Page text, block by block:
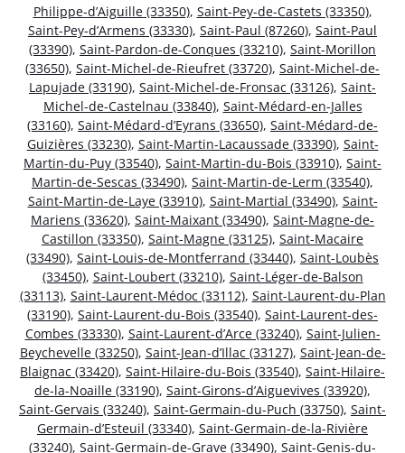
Philippe-d’Aiguille (33350), Saint-Pey-de-Castets (33350),
Saint-Pey-d’Armens (33330), Saint-Paul (87260), Saint-Paul
(33390), Saint-Pardon-de-Conques (33210), Saint-Morillon
(33650), Saint-Michel-de-Rieufret (33720), Saint-Michel-de-
Lapujade (33190), Saint-Michel-de-Fronsac (33126), Saint-
Michel-de-Castelnau (33840), Saint-Médard-en-Jalles
(33160), Saint-Médard-d’Eyrans (33650), Saint-Médard-de-
Guizières (33230), Saint-Martin-Lacaussade (33390), Saint-
Martin-du-Puy (33540), Saint-Martin-du-Bois (33910), Saint-
Martin-de-Sescas (33490), Saint-Martin-de-Lerm (33540),
Saint-Martin-de-Laye (33910), Saint-Martial (33490), Saint-
Mariens (33620), Saint-Maixant (33490), Saint-Magne-de-
Castillon (33350), Saint-Magne (33125), Saint-Macaire
(33490), Saint-Louis-de-Montferrand (33440), Saint-Loubès
(33450), Saint-Loubert (33210), Saint-Léger-de-Balson
(33113), Saint-Laurent-Médoc (33112), Saint-Laurent-du-Plan
(33190), Saint-Laurent-du-Bois (33540), Saint-Laurent-des-
Combes (33330), Saint-Laurent-d’Arce (33240), Saint-Julien-
Beychevelle (33250), Saint-Jean-d’Illac (33127), Saint-Jean-de-
Blaignac (33420), Saint-Hilaire-du-Bois (33540), Saint-Hilaire-
de-la-Noaille (33190), Saint-Girons-d’Aiguevives (33920),
Saint-Gervais (33240), Saint-Germain-du-Puch (33750), Saint-
Germain-d’Esteuil (33340), Saint-Germain-de-la-Rivière
(33240), Saint-Germain-de-Grave (33490), Saint-Genis-du-